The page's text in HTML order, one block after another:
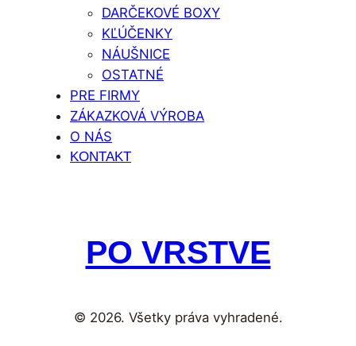
DARČEKOVÉ BOXY
KĽÚČENKY
NÁUŠNICE
OSTATNÉ
PRE FIRMY
ZÁKAZKOVÁ VÝROBA
O NÁS
KONTAKT
PO VRSTVE
© 2026. Všetky práva vyhradené.